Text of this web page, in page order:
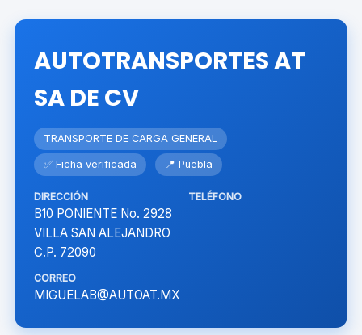
AUTOTRANSPORTES AT
SA DE CV
TRANSPORTE DE CARGA GENERAL
✅ Ficha verificada 📍 Puebla
DIRECCIÓN
B10 PONIENTE No. 2928
VILLA SAN ALEJANDRO
C.P. 72090
TELÉFONO
CORREO
MIGUELAB@AUTOAT.MX